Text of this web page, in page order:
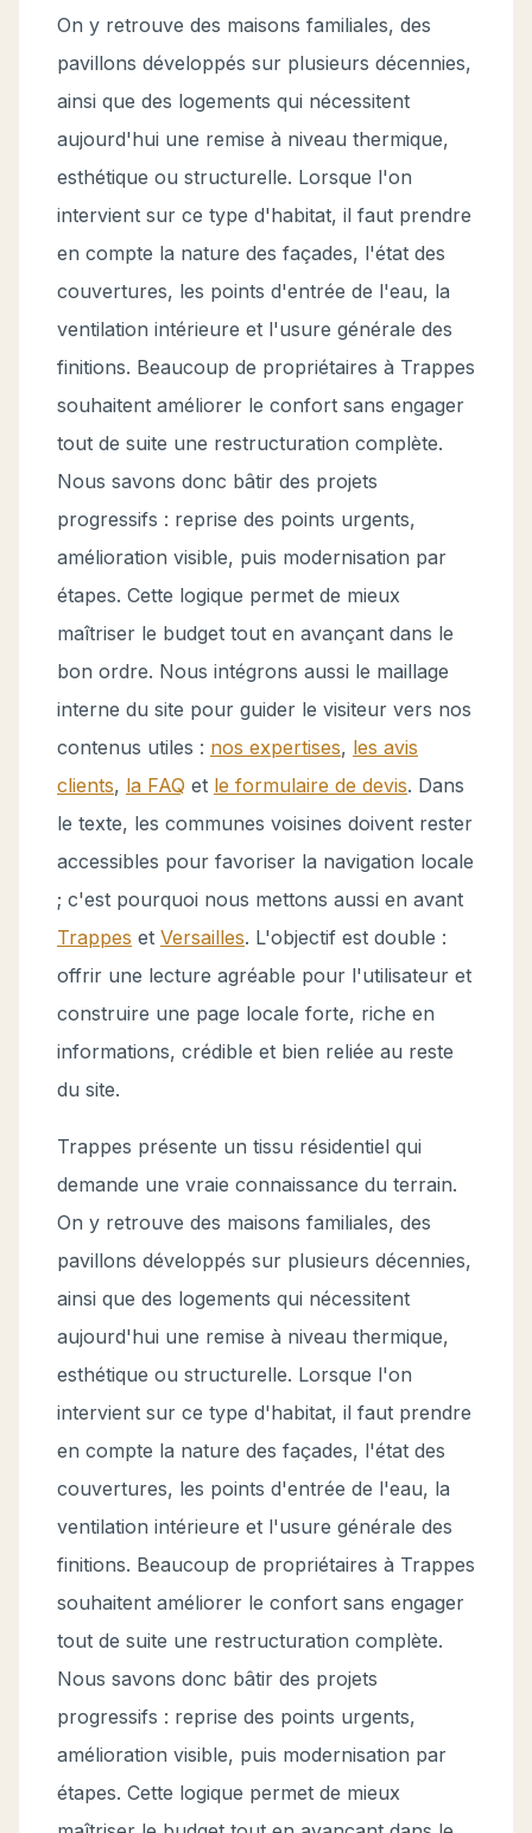
On y retrouve des maisons familiales, des
pavillons développés sur plusieurs décennies,
ainsi que des logements qui nécessitent
aujourd'hui une remise à niveau thermique,
esthétique ou structurelle. Lorsque l'on
intervient sur ce type d'habitat, il faut prendre
en compte la nature des façades, l'état des
couvertures, les points d'entrée de l'eau, la
ventilation intérieure et l'usure générale des
finitions. Beaucoup de propriétaires à Trappes
souhaitent améliorer le confort sans engager
tout de suite une restructuration complète.
Nous savons donc bâtir des projets
progressifs : reprise des points urgents,
amélioration visible, puis modernisation par
étapes. Cette logique permet de mieux
maîtriser le budget tout en avançant dans le
bon ordre. Nous intégrons aussi le maillage
interne du site pour guider le visiteur vers nos
contenus utiles : nos expertises, les avis
clients, la FAQ et le formulaire de devis. Dans
le texte, les communes voisines doivent rester
accessibles pour favoriser la navigation locale
; c'est pourquoi nous mettons aussi en avant
Trappes et Versailles. L'objectif est double :
offrir une lecture agréable pour l'utilisateur et
construire une page locale forte, riche en
informations, crédible et bien reliée au reste
du site.
Trappes présente un tissu résidentiel qui
demande une vraie connaissance du terrain.
On y retrouve des maisons familiales, des
pavillons développés sur plusieurs décennies,
ainsi que des logements qui nécessitent
aujourd'hui une remise à niveau thermique,
esthétique ou structurelle. Lorsque l'on
intervient sur ce type d'habitat, il faut prendre
en compte la nature des façades, l'état des
couvertures, les points d'entrée de l'eau, la
ventilation intérieure et l'usure générale des
finitions. Beaucoup de propriétaires à Trappes
souhaitent améliorer le confort sans engager
tout de suite une restructuration complète.
Nous savons donc bâtir des projets
progressifs : reprise des points urgents,
amélioration visible, puis modernisation par
étapes. Cette logique permet de mieux